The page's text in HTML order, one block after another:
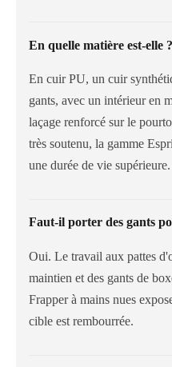
En quelle matière est-elle ?
En cuir PU, un cuir
gants, avec un intérieur en
laçage renforcé sur le
très soutenu, la gamme
une durée de vie supérieure.
Faut-il porter des gants
Oui. Le travail aux pattes
maintien et des gants de
Frapper à mains nues
cible est rembourrée.